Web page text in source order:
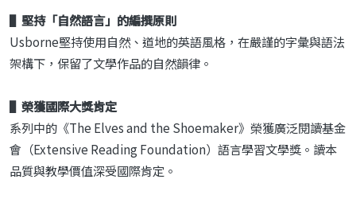
▌堅持「自然語言」的編撰原則
Usborne堅持使用自然、道地的英語風格，在嚴謹的字彙與語法
架構下，保留了文學作品的自然韻律。
▌榮獲國際大獎肯定
系列中的《The Elves and the Shoemaker》榮獲廣泛閱讀基金
會（Extensive Reading Foundation）語言學習文學獎。讀本
品質與教學價值深受國際肯定。